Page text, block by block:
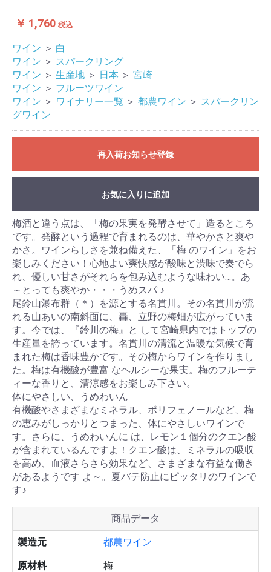
￥ 1,760税込
ワイン ＞ 白
ワイン ＞ スパークリング
ワイン ＞ 生産地 ＞ 日本 ＞ 宮崎
ワイン ＞ フルーツワイン
ワイン ＞ ワイナリー一覧 ＞ 都農ワイン ＞ スパークリン
グワイン
再入荷お知らせ登録
お気に入りに追加
梅酒と違う点は、「梅の果実を発酵させて」造るところ
です。発酵という過程で育まれるのは、華やかさと爽や
かさ。ワインらしさを兼ね備えた、「梅 のワイン」をお
楽しみください！心地よい爽快感が酸味と渋味で奏でら
れ、優しい甘さがそれらを包み込むような味わい…。あ
～とっても爽やか・・・うめスパ ♪
尾鈴山瀑布群（＊）を源とする名貫川。その名貫川が流
れる山あいの南斜面に、轟、立野の梅畑が広がっていま
す。今では、『鈴川の梅』と して宮崎県内ではトップの
生産量を誇っています。名貫川の清流と温暖な気候で育
まれた梅は香味豊かです。その梅からワインを作りまし
た。梅は有機酸が豊富 なヘルシーな果実。梅のフルーテ
ィーな香りと、清涼感をお楽しみ下さい。
体にやさしい、うめわいん
有機酸やさまざまなミネラル、ポリフェノールなど、梅
の恵みがしっかりとつまった、体にやさしいワインで
す。さらに、うめわいんに は、レモン１個分のクエン酸
が含まれているんですよ！クエン酸は、ミネラルの吸収
を高め、血液さらさら効果など、さまざまな有益な働き
があるようです よ～。夏バテ防止にピッタリのワインで
す♪
商品データ
製造元 都農ワイン
原材料 梅